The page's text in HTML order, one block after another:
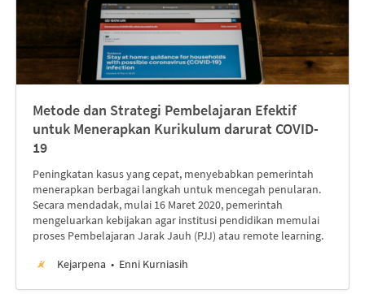
Metode dan Strategi Pembelajaran Efektif
untuk Menerapkan Kurikulum darurat COVID-
19
Peningkatan kasus yang cepat, menyebabkan pemerintah
menerapkan berbagai langkah untuk mencegah penularan.
Secara mendadak, mulai 16 Maret 2020, pemerintah
mengeluarkan kebijakan agar institusi pendidikan memulai
proses Pembelajaran Jarak Jauh (PJJ) atau remote learning.
Kejarpena
Enni Kurniasih